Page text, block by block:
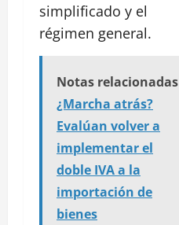
simplificado y el
régimen general.
Notas relacionadas
¿Marcha atrás?
Evalúan volver a
implementar el
doble IVA a la
importación de
bienes